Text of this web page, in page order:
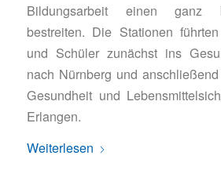
Bildungsarbeit einen ganz
bestreiten. Die Stationen
und Schüler zunächst ins
nach Nürnberg und
Gesundheit und
Erlangen.
Weiterlesen